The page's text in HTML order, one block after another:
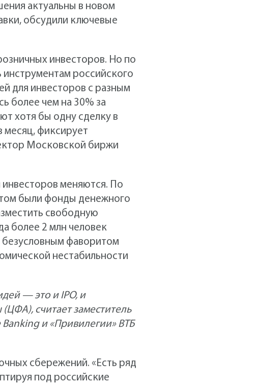
актуальны в новом
обсудили ключевые
инвесторов. Но по
российского
для инвесторов с разным
более чем на 30% за
хотя бы одну сделку в
месяц, фиксирует
Московской биржи
меняются. По
были фонды денежного
свободную
более 2 млн человек
безусловным фаворитом
нестабильности
— это и IPO, и
считает заместитель
и «Привилегии» ВТБ
сбережений. «Есть ряд
под российские